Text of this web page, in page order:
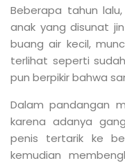
Beberapa tahun
anak yang disunat
buang air kecil,
terlihat seperti
pun berpikir bahwa
Dalam pandangan
karena adanya
penis tertarik ke
kemudian